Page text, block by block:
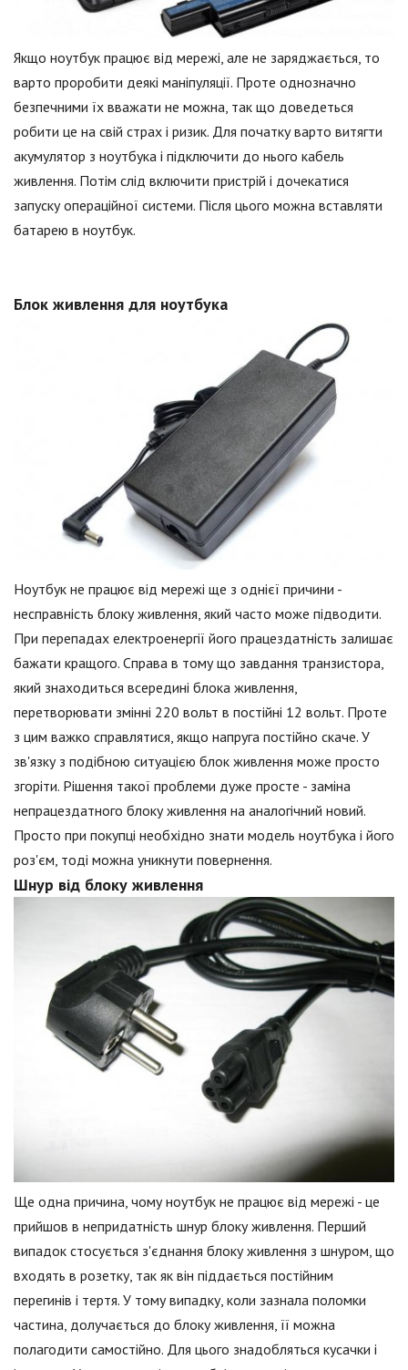
Якщо ноутбук працює від мережі, але не заряджається, то
варто проробити деякі маніпуляції. Проте однозначно
безпечними їх вважати не можна, так що доведеться
робити це на свій страх і ризик. Для початку варто витягти
акумулятор з ноутбука і підключити до нього кабель
живлення. Потім слід включити пристрій і дочекатися
запуску операційної системи. Після цього можна вставляти
батарею в ноутбук.
Блок живлення для ноутбука
Ноутбук не працює від мережі ще з однієї причини -
несправність блоку живлення, який часто може підводити.
При перепадах електроенергії його працездатність залишає
бажати кращого. Справа в тому що завдання транзистора,
який знаходиться всередині блока живлення,
перетворювати змінні 220 вольт в постійні 12 вольт. Проте
з цим важко справлятися, якщо напруга постійно скаче. У
зв'язку з подібною ситуацією блок живлення може просто
згоріти. Рішення такої проблеми дуже просте - заміна
непрацездатного блоку живлення на аналогічний новий.
Просто при покупці необхідно знати модель ноутбука і його
роз'єм, тоді можна уникнути повернення.
Шнур від блоку живлення
Ще одна причина, чому ноутбук не працює від мережі - це
прийшов в непридатність шнур блоку живлення. Перший
випадок стосується з'єднання блоку живлення з шнуром, що
входять в розетку, так як він піддається постійним
перегинів і тертя. У тому випадку, коли зазнала поломки
частина, долучається до блоку живлення, її можна
полагодити самостійно. Для цього знадобляться кусачки і